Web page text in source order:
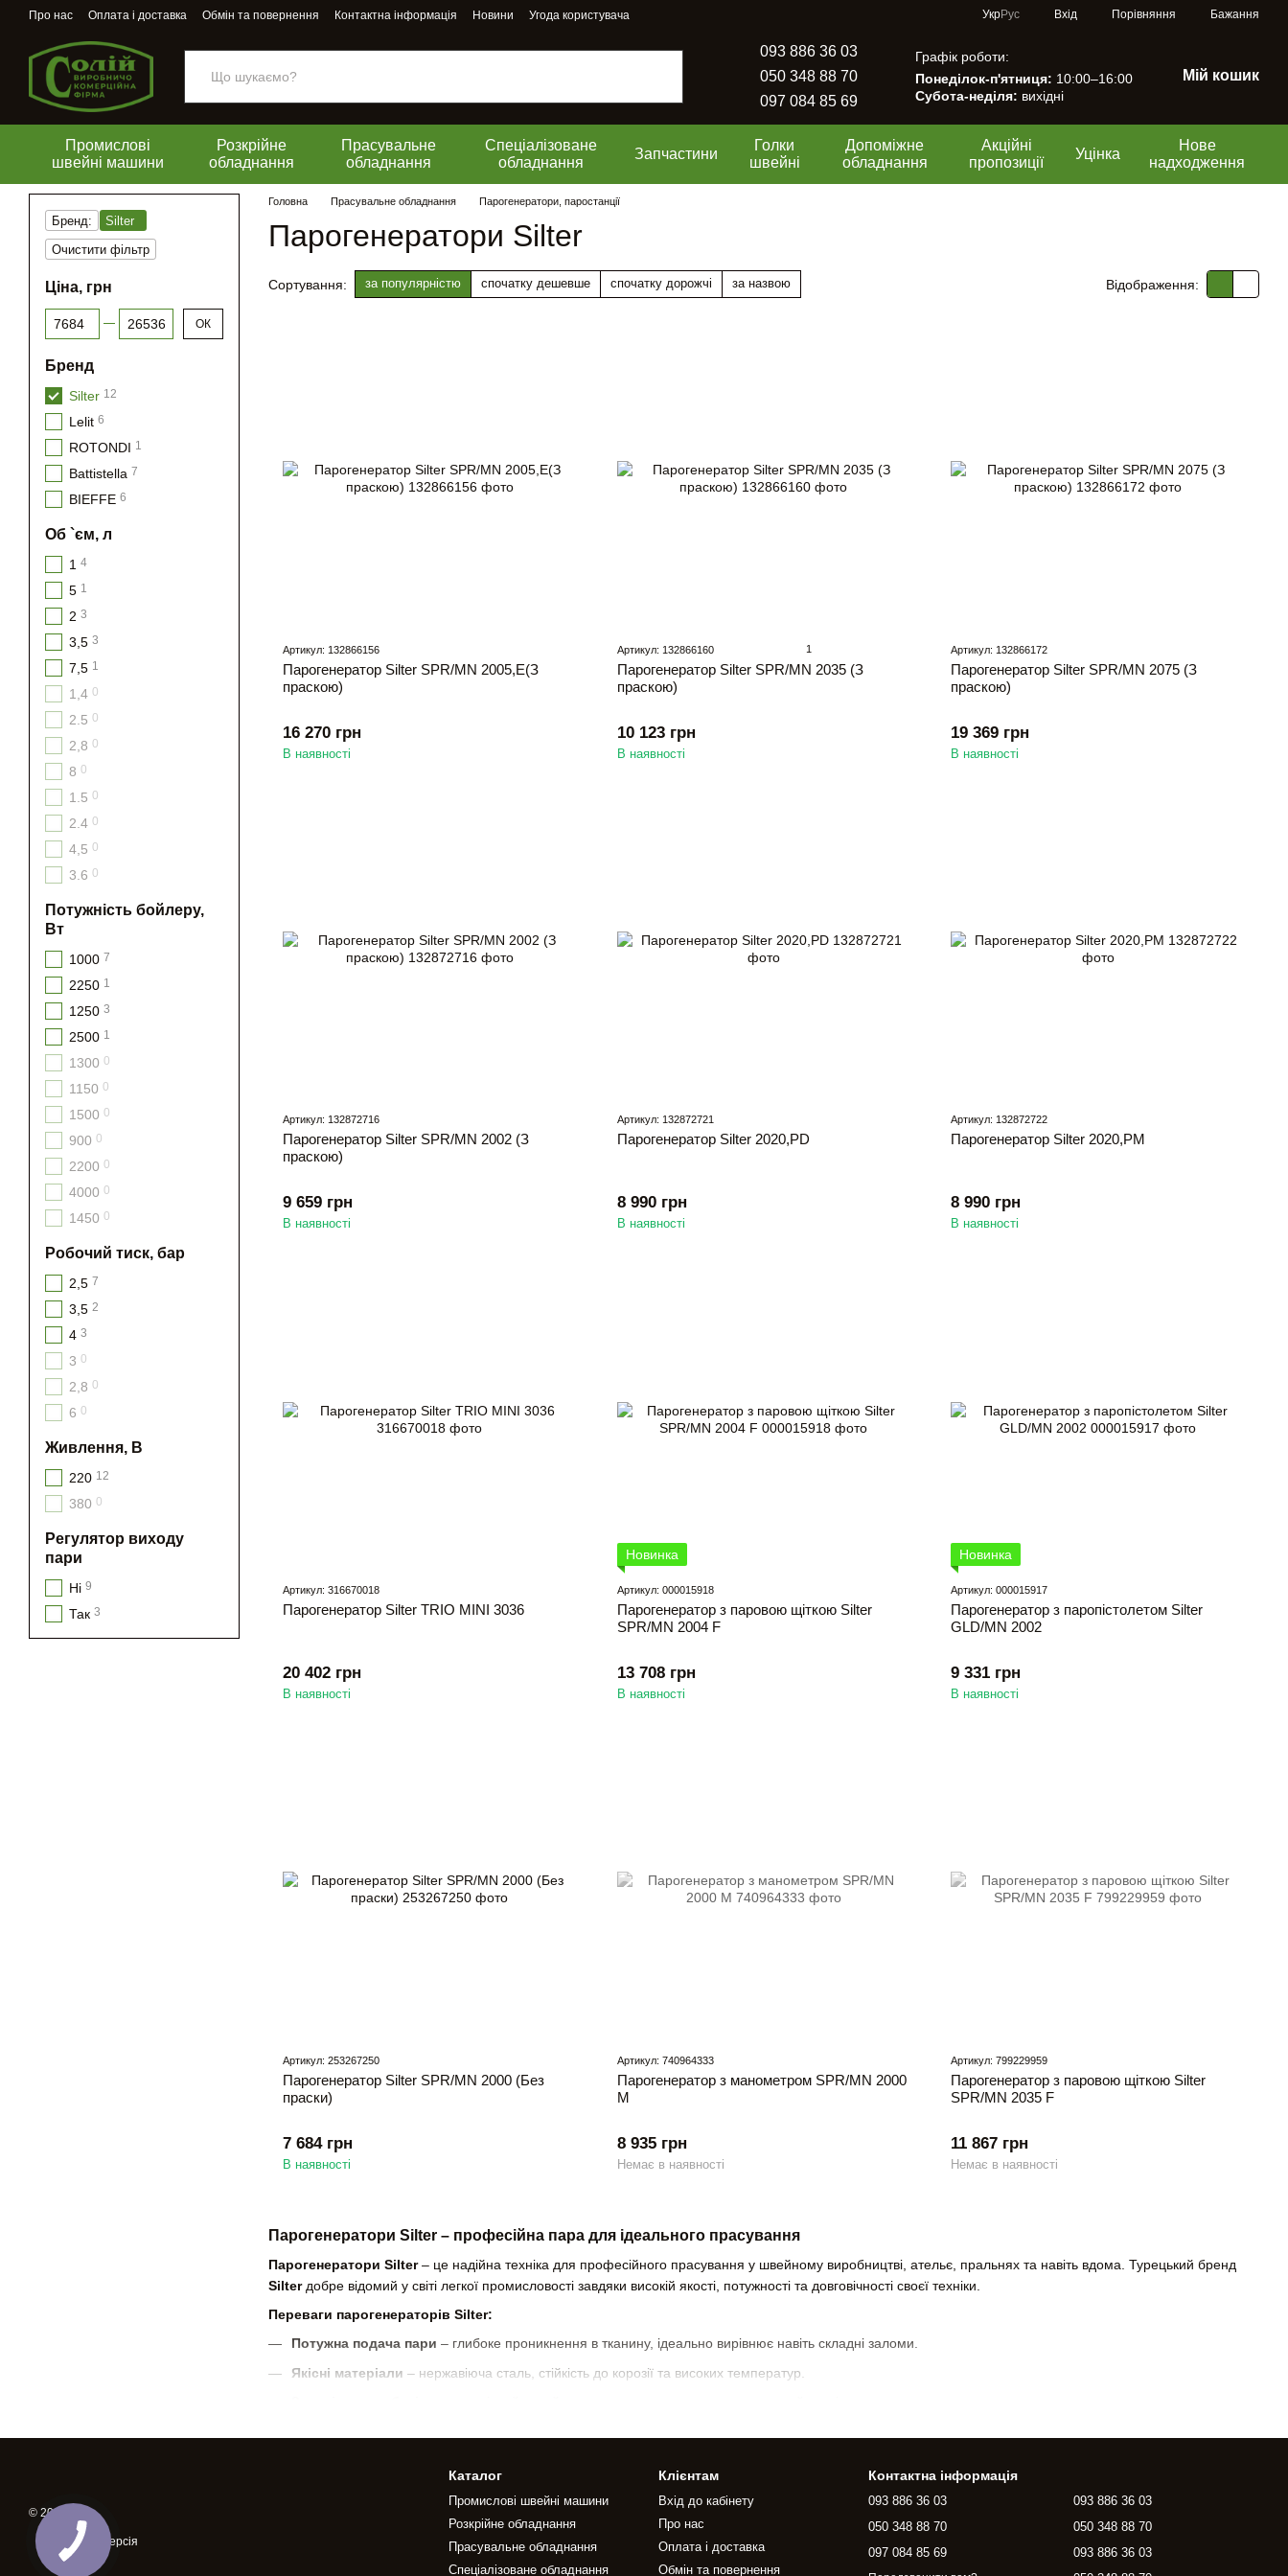
Перейти до основного контенту
Про нас Оплата і доставка Обмін та повернення Контактна інформація Новини Угода користувача УкрРус Вхід Порівняння Бажання
093 886 36 03
050 348 88 70
097 084 85 69
Графік роботи:
Понеділок-п'ятниця: 10:00–16:00
Субота-неділя: вихідні
Мій кошик
Промислові
швейні машини
Розкрійне
обладнання
Прасувальне
обладнання
Спеціалізоване
обладнання
Запчастини
Голки
швейні
Допоміжне
обладнання
Акційні
пропозиції
Уцінка
Нове
надходження
Головна Прасувальне обладнання Парогенератори, паростанції
Парогенератори Silter
Сортування: за популярністю спочатку дешевше спочатку дорожчі за назвою Відображення:
Парогенератори Silter – професійна пара для ідеального прасування
Парогенератори Silter– це надійна техніка для професійного прасування у швейному виробництві, ательє, пральнях та навіть вдома. Турецький бренд
Silterдобре відомий у світі легкої промисловості завдяки високій якості, потужності та довговічності своєї техніки.
Переваги парогенераторів Silter:
Потужна подача пари – глибоке проникнення в тканину, ідеально вирівнює навіть складні заломи.
Якісні матеріали – нержавіюча сталь, стійкість до корозії та високих температур.
Купити парогенератор Silter
можна в нашому магазині з гарантією, сервісною підтримкою та швидкою доставкою по Україні. Професійна пара –
Артикул: 132866156
Парогенератор Silter SPR/MN 2005,Е(З
праскою)
16 270 грн
В наявності
Артикул: 132866160 1
Парогенератор Silter SPR/MN 2035 (З
праскою)
10 123 грн
В наявності
Артикул: 132866172
Парогенератор Silter SPR/MN 2075 (З
праскою)
19 369 грн
В наявності
Артикул: 132872716
Парогенератор Silter SPR/MN 2002 (З
праскою)
9 659 грн
В наявності
Артикул: 132872721
Парогенератор Silter 2020,РD
8 990 грн
В наявності
Артикул: 132872722
Парогенератор Silter 2020,РМ
8 990 грн
В наявності
Артикул: 316670018
Парогенератор Silter TRIO MINI 3036
20 402 грн
В наявності
Новинка
Артикул: 000015918
Парогенератор з паровою щіткою Silter
SPR/MN 2004 F
13 708 грн
В наявності
Новинка
Артикул: 000015917
Парогенератор з паропістолетом Silter
GLD/MN 2002
9 331 грн
В наявності
Артикул: 253267250
Парогенератор Silter SPR/MN 2000 (Без
праски)
7 684 грн
В наявності
Артикул: 740964333
Парогенератор з манометром SPR/MN 2000
M
8 935 грн
Немає в наявності
Артикул: 799229959
Парогенератор з паровою щіткою Silter
SPR/MN 2035 F
11 867 грн
Немає в наявності
Бренд:
Silter
Очистити фільтр
Ціна, грн
Від Ціна, грн
До Ціна, грн ОК
Бренд
Silter 12
Lelit 6
ROTONDI 1
Battistella 7
BIEFFE 6
Об `єм, л
1 4
5 1
2 3
3,5 3
7,5 1
1,4 0
2.5 0
2,8 0
8 0
1.5 0
2.4 0
4,5 0
3.6 0
Потужність бойлеру,
Вт
1000 7
2250 1
1250 3
2500 1
1300 0
1150 0
1500 0
900 0
2200 0
4000 0
1450 0
Робочий тиск, бар
2,5 7
3,5 2
4 3
3 0
2,8 0
6 0
Живлення, В
220 12
380 0
Регулятор виходу
пари
Ні 9
Так 3
© 2026
Мобільна версія
Каталог
Промислові швейні машини
Розкрійне обладнання
Прасувальне обладнання
Спеціалізоване обладнання
Клієнтам
Вхід до кабінету
Про нас
Оплата і доставка
Обмін та повернення
Контактна інформація
093 886 36 03
050 348 88 70
097 084 85 69
093 886 36 03
050 348 88 70
093 886 36 03